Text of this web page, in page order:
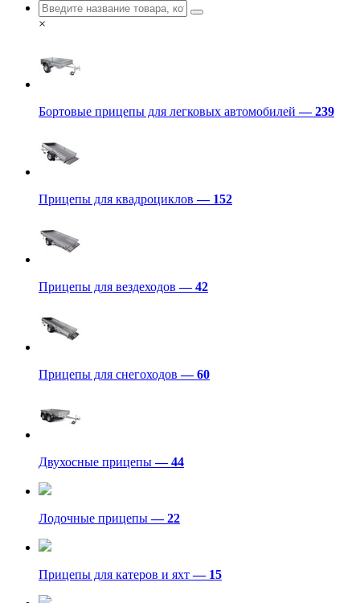
×
Бортовые прицепы для легковых автомобилей— 239
Прицепы для квадроциклов— 152
Прицепы для вездеходов— 42
Прицепы для снегоходов— 60
Двухосные прицепы— 44
Лодочные прицепы— 22
Прицепы для катеров и яхт— 15